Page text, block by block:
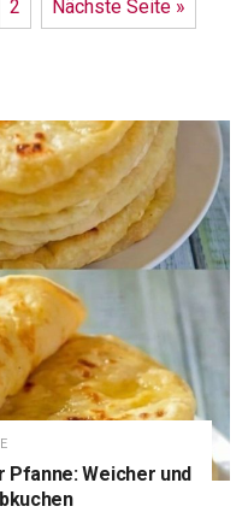
2 Nächste Seite »
Weicher und